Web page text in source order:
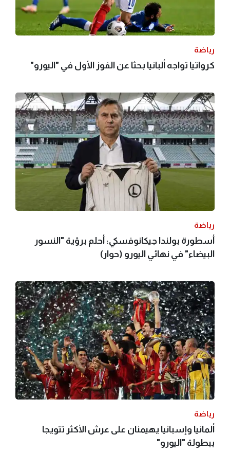
رياضة
كرواتيا تواجه ألبانيا بحثا عن الفوز الأول في "اليورو"
رياضة
أسطورة بولندا جيكانوفسكي: أحلم برؤية "النسور
البيضاء" في نهائي اليورو (حوار)
رياضة
ألمانيا وإسبانيا يهيمنان على عرش الأكثر تتويجا
ببطولة "اليورو"